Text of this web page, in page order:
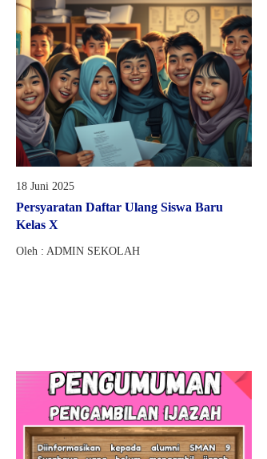
18 Juni 2025
Persyaratan Daftar Ulang Siswa Baru
Kelas X
Oleh : ADMIN SEKOLAH